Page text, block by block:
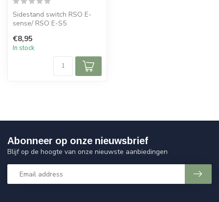
Sidestand switch RSO E-
sense/ RSO E-S5
€8,95
In stock
Abonneer op onze nieuwsbrief
Blijf op de hoogte van onze nieuwste aanbiedingen